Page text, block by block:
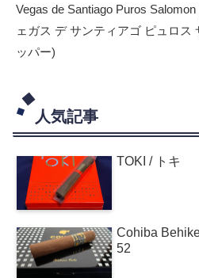
Vegas de Santiago Puros
ェガス デ サンティアゴ ピュロス
ッパー)
人気記事
TOKI / トキ
Cohiba
52